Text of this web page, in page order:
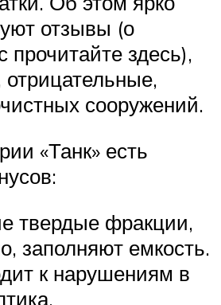
отзывы (о
прочитайте здесь),
отрицательные,
сооружений.
«Танк» есть
твердые фракции,
заполняют емкость.
к нарушениям в